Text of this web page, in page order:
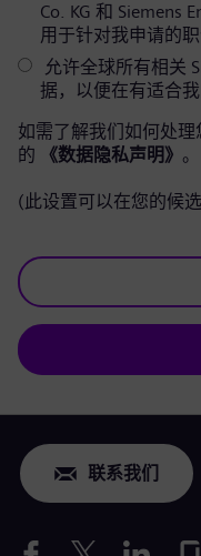
Co. KG 和 Siemens
用于针对我申请的
允许全球所有相关
据，以便在有适合
如需了解我们如何处
的
《数据隐私声明》 。
(此设置可以在您的候
联系我们